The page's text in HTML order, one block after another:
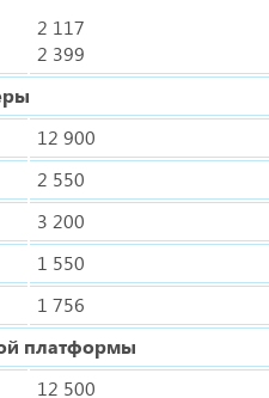
2 117
2 399
12 900
2 550
3 200
1 550
1 756
платформы
12 500